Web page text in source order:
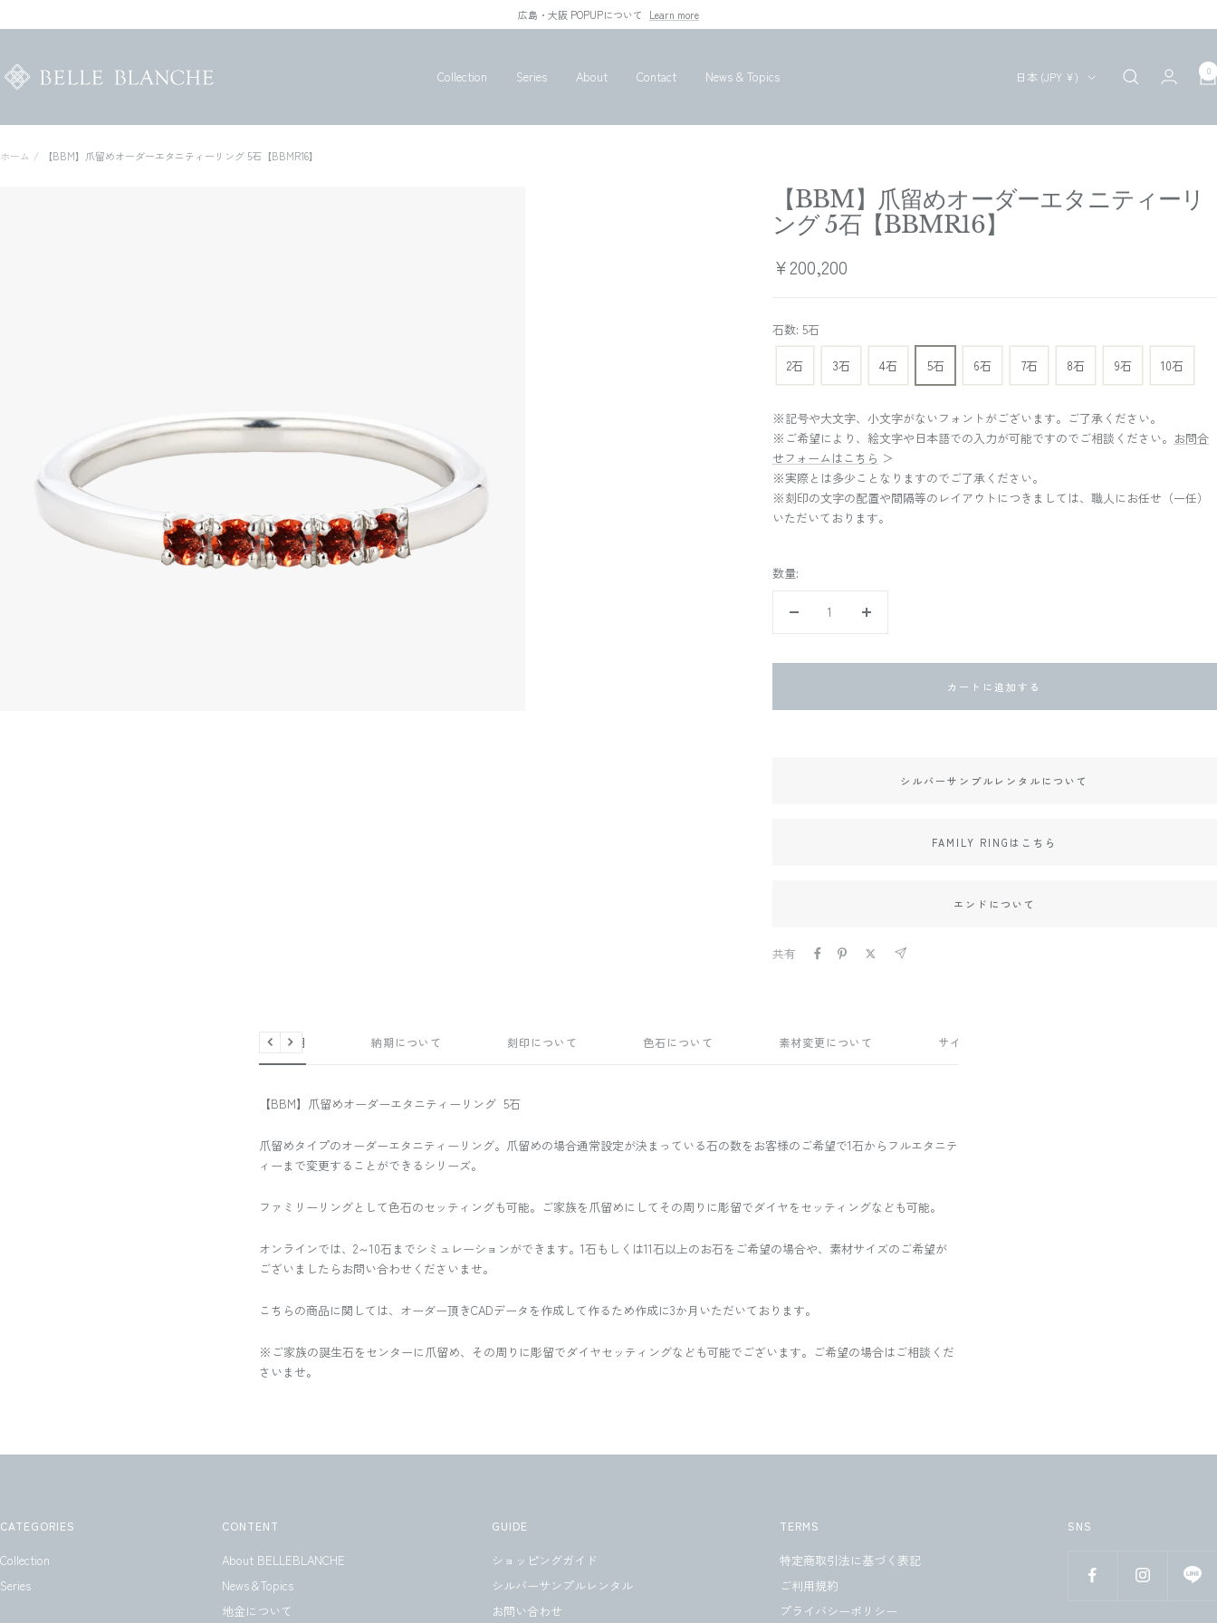
ン
ン
ツ
ス
広島・大阪 POPUPについて Learn more
Collection Series About Contact News & Topics
BELLE
ORDER
STORE
国/
日本 (JPY ¥) 0
ホーム 【BBM】爪留めオーダーエタニティーリング 5石【BBMR16】
【BBM】爪留めオーダーエタニティーリ
ング 5石【BBMR16】
セ
ル
価
格
¥200,200
石数: 5石
2石 3石 4石 5石 6石 7石 8石 9石 10石
※記号や大文字、小文字がないフォントがございます。ご了承ください。
※ご希望により、絵文字や日本語での入力が可能ですのでご相談ください。 お問合
せフォームはこちら ＞
※実際とは多少ことなりますのでご了承ください。
※刻印の文字の配置や間隔等のレイアウトにつきましては、職人にお任せ（一任）
いただいております。
数量:
を
数
を
カートに追加する
シルバーサンプルレンタルについて
FAMILY RINGはこちら
エンドについて
共有
商品説明 納期について 刻印について 色石について 素材変更について サイズがわからない方へ
戻
る
次
へ
【BBM】爪留めオーダーエタニティーリング 5石
爪留めタイプのオーダーエタニティーリング。爪留めの場合通常設定が決まっている石の数をお客様のご希望で1石からフルエタニテ
ィーまで変更することができるシリーズ。
ファミリーリングとして色石のセッティングも可能。ご家族を爪留めにしてその周りに彫留でダイヤをセッティングなども可能。
オンラインでは、2～10石までシミュレーションができます。1石もしくは11石以上のお石をご希望の場合や、素材サイズのご希望が
ございましたらお問い合わせくださいませ。
こちらの商品に関しては、オーダー頂きCADデータを作成して作るため作成に3か月いただいております。
※ご家族の誕生石をセンターに爪留め、その周りに彫留でダイヤセッティングなども可能でございます。ご希望の場合はご相談くだ
さいませ。
CATEGORIES
Collection
Series
CONTENT
About BELLEBLANCHE
News＆Topics
地金について
GUIDE
ショッピングガイド
シルバーサンプルレンタル
お問い合わせ
TERMS
特定商取引法に基づく表記
ご利用規約
プライバシーポリシー
SNS